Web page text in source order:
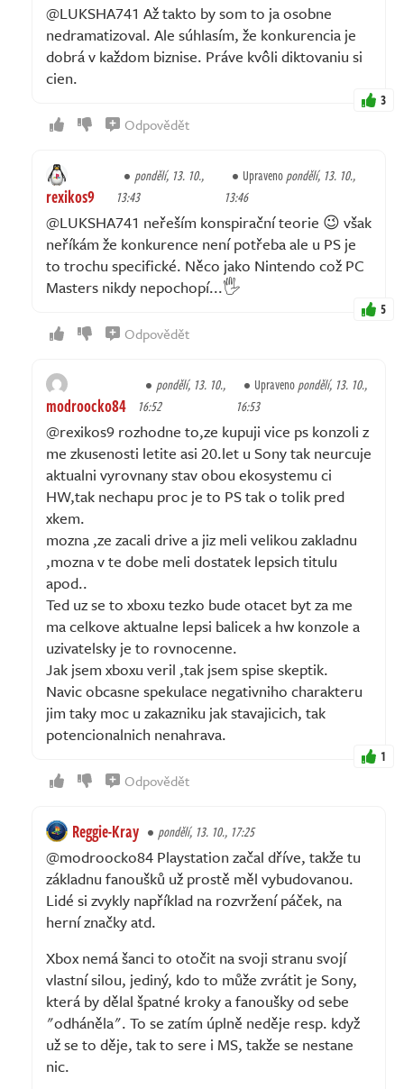
@LUKSHA741 Až takto by som to ja osobne
nedramatizoval. Ale súhlasím, že konkurencia je
dobrá v každom biznise. Práve kvôli diktovaniu si
cien.
3
Odpovědět
rexikos9
pondělí, 13. 10.,
13:43
Upravenopondělí, 13. 10.,
13:46
@LUKSHA741 neřeším konspirační teorie 😉 však
neříkám že konkurence není potřeba ale u PS je
to trochu specifické. Něco jako Nintendo což PC
Masters nikdy nepochopí...🖐️
5
Odpovědět
modroocko84
pondělí, 13. 10.,
16:52
Upravenopondělí, 13. 10.,
16:53
@rexikos9 rozhodne to,ze kupuji vice ps konzoli z
me zkusenosti letite asi 20.let u Sony tak neurcuje
aktualni vyrovnany stav obou ekosystemu ci
HW,tak nechapu proc je to PS tak o tolik pred
xkem.
mozna ,ze zacali drive a jiz meli velikou zakladnu
,mozna v te dobe meli dostatek lepsich titulu
apod..
Ted uz se to xboxu tezko bude otacet byt za me
ma celkove aktualne lepsi balicek a hw konzole a
uzivatelsky je to rovnocenne.
Jak jsem xboxu veril ,tak jsem spise skeptik.
Navic obcasne spekulace negativniho charakteru
jim taky moc u zakazniku jak stavajicich, tak
potencionalnich nenahrava.
1
Odpovědět
Reggie-Kray pondělí, 13. 10., 17:25
@modroocko84 Playstation začal dříve, takže tu
základnu fanoušků už prostě měl vybudovanou.
Lidé si zvykly například na rozvržení páček, na
herní značky atd.
Xbox nemá šanci to otočit na svoji stranu svojí
vlastní silou, jediný, kdo to může zvrátit je Sony,
která by dělal špatné kroky a fanoušky od sebe
"odháněla". To se zatím úplně neděje resp. když
už se to děje, tak to sere i MS, takže se nestane
nic.